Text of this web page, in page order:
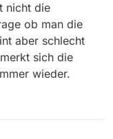
nicht die
ob man die
aber schlecht
sich die
wieder.